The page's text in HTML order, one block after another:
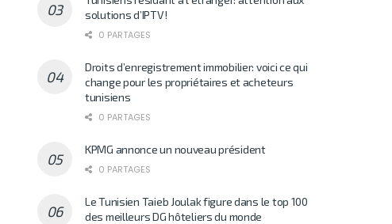
solutions d’IPTV!
0 PARTAGES
Droits d’enregistrement immobilier: voici ce qui
change pour les propriétaires et acheteurs
tunisiens
0 PARTAGES
KPMG annonce un nouveau président
0 PARTAGES
Le Tunisien Taieb Joulak figure dans le top 100
des meilleurs DG hôteliers du monde